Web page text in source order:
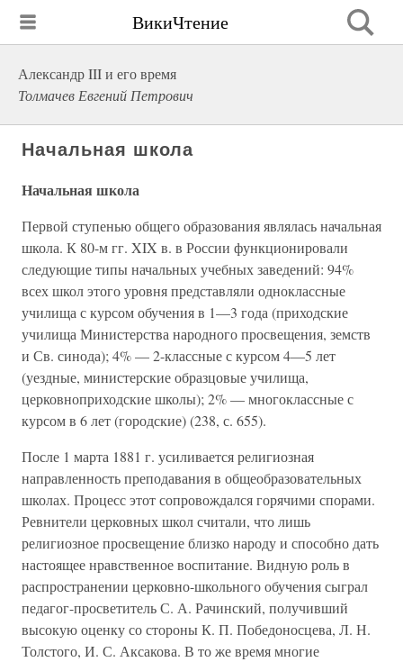
ВикиЧтение
Александр III и его время
Толмачев Евгений Петрович
Начальная школа
Начальная школа
Первой ступенью общего образования являлась начальная
школа. К 80-м гг. XIX в. в России функционировали
следующие типы начальных учебных заведений: 94%
всех школ этого уровня представляли одноклассные
училища с курсом обучения в 1—3 года (приходские
училища Министерства народного просвещения, земств
и Св. синода); 4% — 2-классные с курсом 4—5 лет
(уездные, министерские образцовые училища,
церковноприходские школы); 2% — многоклассные с
курсом в 6 лет (городские) (238, с. 655).
После 1 марта 1881 г. усиливается религиозная
направленность преподавания в общеобразовательных
школах. Процесс этот сопровождался горячими спорами.
Ревнители церковных школ считали, что лишь
религиозное просвещение близко народу и способно дать
настоящее нравственное воспитание. Видную роль в
распространении церковно-школьного обучения сыграл
педагог-просветитель С. А. Рачинский, получивший
высокую оценку со стороны К. П. Победоносцева, Л. Н.
Толстого, И. С. Аксакова. В то же время многие